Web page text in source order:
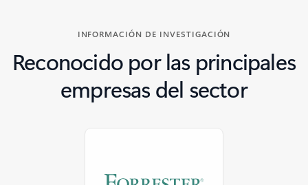
INFORMACIÓN DE INVESTIGACIÓN
Reconocido por las principales
empresas del sector